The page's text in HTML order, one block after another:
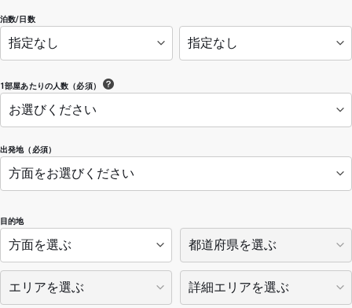
出発地（必須）
泊数/日数
1部屋あたりの人数（必須）
目的地